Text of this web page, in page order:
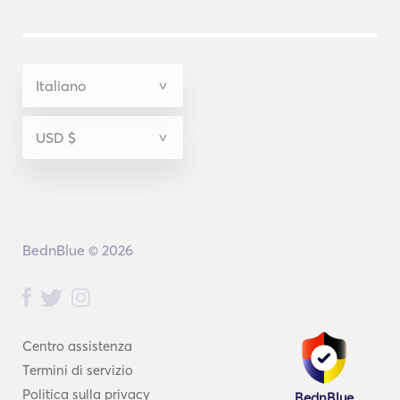
Centro assistenza
Termini di servizio
Politica sulla privacy
BednBlue © 2026